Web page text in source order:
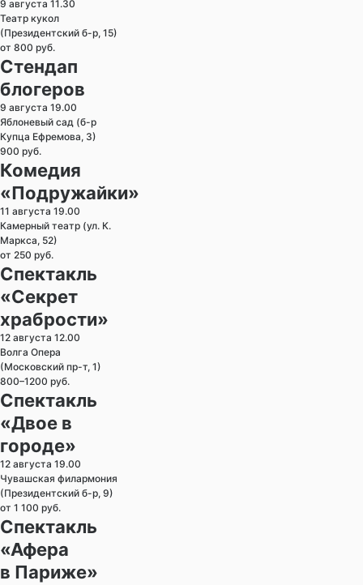
9 августа 11.30
Театр кукол
(Президентский б-р, 15)
от 800 руб.
Стендап
блогеров
9 августа 19.00
Яблоневый сад (б-р
Купца Ефремова, 3)
900 руб.
Комедия
«Подружайки»
11 августа 19.00
Камерный театр (ул. К.
Маркса, 52)
от 250 руб.
Спектакль
«Секрет
храбрости»
12 августа 12.00
Волга Опера
(Московский пр-т, 1)
800–1200 руб.
Спектакль
«Двое в
городе»
12 августа 19.00
Чувашская филармония
(Президентский б-р, 9)
от 1 100 руб.
Спектакль
«Афера
в Париже»